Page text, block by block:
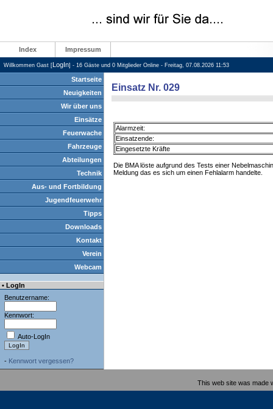
Index Impressum
Willkommen Gast [LogIn] - 16 Gäste und 0 Mitglieder Online - Freitag, 07.08.2026 11:53
Startseite
Neuigkeiten
Wir über uns
Einsätze
Feuerwache
Fahrzeuge
Abteilungen
Technik
Aus- und Fortbildung
Jugendfeuerwehr
Tipps
Downloads
Kontakt
Verein
Webcam
• LogIn
Benutzername:
Kennwort:
Auto-LogIn
- Kennwort vergessen?
Einsatz Nr. 029
Alarmzeit:
Einsatzende:
Eingesetzte Kräfte
Die BMA löste aufgrund des Tests einer
Meldung das es sich um einen Fehlalarm handelte.
This web site was made